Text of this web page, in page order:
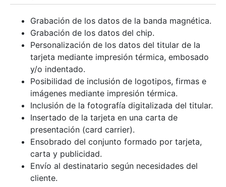
Grabación de los datos de la banda magnética.
Grabación de los datos del chip.
Personalización de los datos del titular de la
tarjeta mediante impresión térmica, embosado
y/o indentado.
Posibilidad de inclusión de logotipos, firmas e
imágenes mediante impresión térmica.
Inclusión de la fotografía digitalizada del titular.
Insertado de la tarjeta en una carta de
presentación (card carrier).
Ensobrado del conjunto formado por tarjeta,
carta y publicidad.
Envío al destinatario según necesidades del
cliente.